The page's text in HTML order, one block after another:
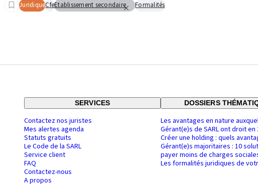
JuridiqueCfeEtablissement secondaire Formalités
SERVICES
Contactez nos juristes
Mes alertes agenda
Statuts gratuits
Le Code de la SARL
Service client
FAQ
Contactez-nous
A propos
DOSSIERS
Les avantages en nature
Gérant(e)s de SARL ont droit en
Créer une holding : quels
Gérant(e)s majoritaires : 10
payer moins de charges
Les formalités juridiques de